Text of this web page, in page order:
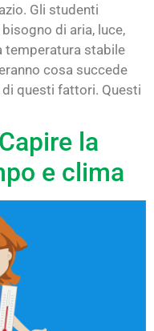
Gli studenti
di aria, luce,
temperatura stabile
cosa succede
questi fattori. Questi
la
e clima